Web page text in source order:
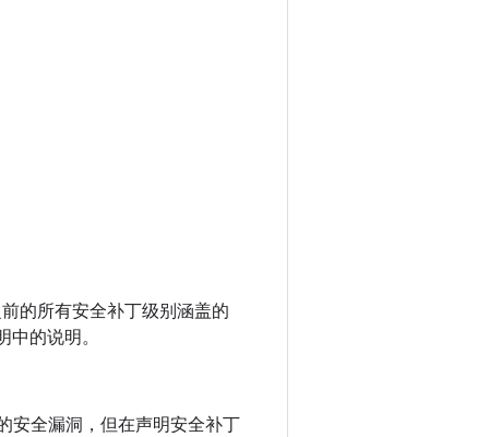
的所有安全补丁级别涵盖的
的说明。
安全漏洞，但在声明安全补丁